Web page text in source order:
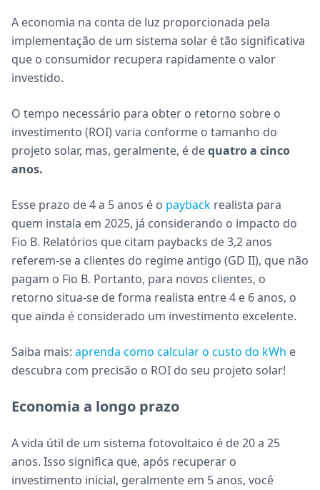
A economia na conta de luz proporcionada pela
implementação de um sistema solar é tão significativa
que o consumidor recupera rapidamente o valor
investido.
O tempo necessário para obter o retorno sobre o
investimento (ROI) varia conforme o tamanho do
projeto solar, mas, geralmente, é dequatro a cinco
anos.
Esse prazo de 4 a 5 anos é o payback realista para
quem instala em 2025, já considerando o impacto do
Fio B. Relatórios que citam paybacks de 3,2 anos
referem-se a clientes do regime antigo (GD II), que não
pagam o Fio B. Portanto, para novos clientes, o
retorno situa-se de forma realista entre 4 e 6 anos, o
que ainda é considerado um investimento excelente.
Saiba mais: aprenda como calcular o custo do kWh e
descubra com precisão o ROI do seu projeto solar!
Economia a longo prazo
A vida útil de um sistema fotovoltaico é de 20 a 25
anos. Isso significa que, após recuperar o
investimento inicial, geralmente em 5 anos, você